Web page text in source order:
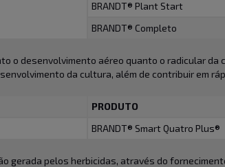
BRANDT® Plant Start
BRANDT® Completo
o desenvolvimento aéreo quanto o radicular
da cultura, além de contribuir em
PRODUTO
BRANDT® Smart Quatro Plus®
gerada pelos herbicidas, através do